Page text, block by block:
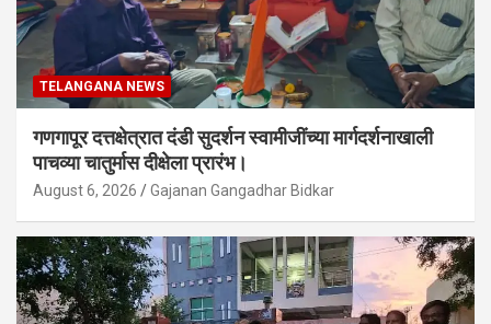
TELANGANA NEWS
गणगापूर दत्तक्षेत्रात दंडी सुदर्शन स्वामीजींच्या मार्गदर्शनाखाली
पाचव्या चातुर्मास दीक्षेला प्रारंभ।
August 6, 2026 Gajanan Gangadhar Bidkar